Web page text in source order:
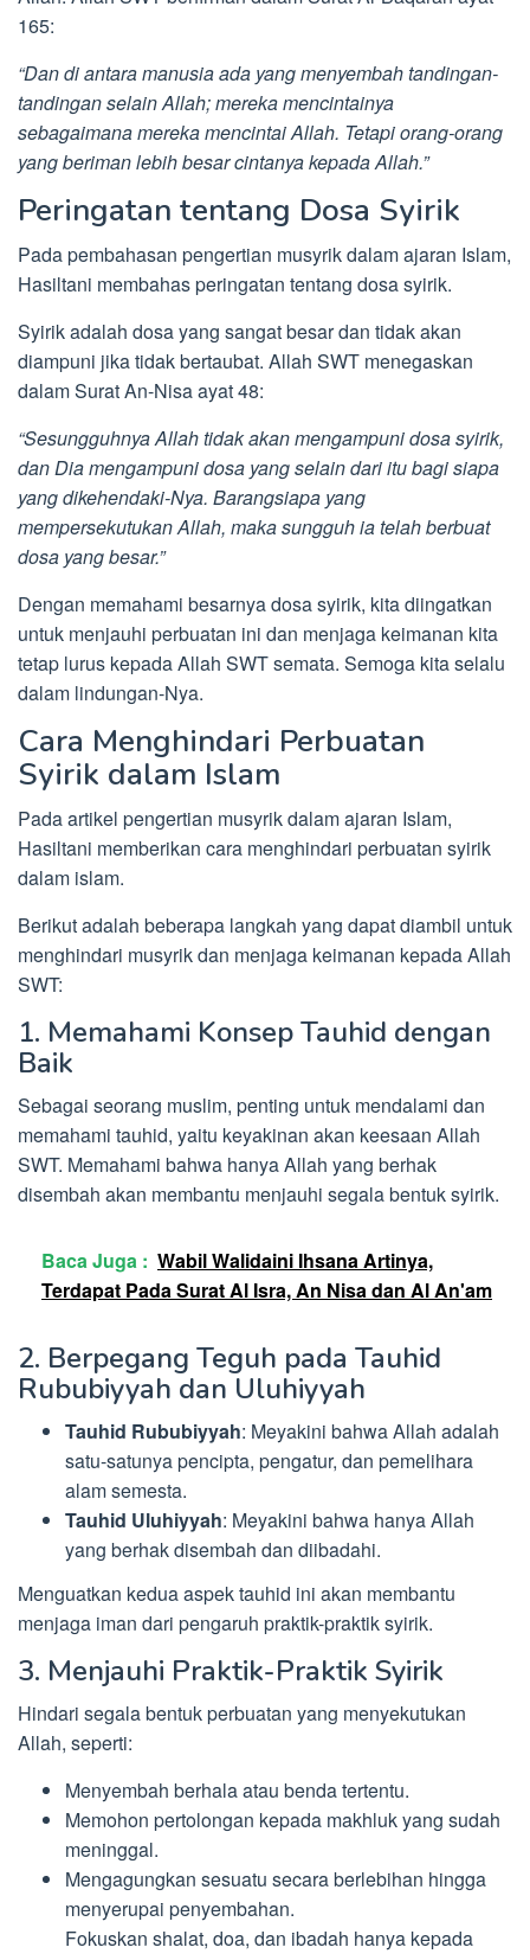
165:
“Dan di antara manusia ada yang menyembah tandingan-
tandingan selain Allah; mereka mencintainya
sebagaimana mereka mencintai Allah. Tetapi orang-orang
yang beriman lebih besar cintanya kepada Allah.”
Peringatan tentang Dosa Syirik
Pada pembahasan pengertian musyrik dalam ajaran Islam,
Hasiltani membahas peringatan tentang dosa syirik.
Syirik adalah dosa yang sangat besar dan tidak akan
diampuni jika tidak bertaubat. Allah SWT menegaskan
dalam Surat An-Nisa ayat 48:
“Sesungguhnya Allah tidak akan mengampuni dosa syirik,
dan Dia mengampuni dosa yang selain dari itu bagi siapa
yang dikehendaki-Nya. Barangsiapa yang
mempersekutukan Allah, maka sungguh ia telah berbuat
dosa yang besar.”
Dengan memahami besarnya dosa syirik, kita diingatkan
untuk menjauhi perbuatan ini dan menjaga keimanan kita
tetap lurus kepada Allah SWT semata. Semoga kita selalu
dalam lindungan-Nya.
Cara Menghindari Perbuatan
Syirik dalam Islam
Pada artikel pengertian musyrik dalam ajaran Islam,
Hasiltani memberikan cara menghindari perbuatan syirik
dalam islam.
Berikut adalah beberapa langkah yang dapat diambil untuk
menghindari musyrik dan menjaga keimanan kepada Allah
SWT:
1. Memahami Konsep Tauhid dengan
Baik
Sebagai seorang muslim, penting untuk mendalami dan
memahami tauhid, yaitu keyakinan akan keesaan Allah
SWT. Memahami bahwa hanya Allah yang berhak
disembah akan membantu menjauhi segala bentuk syirik.
Baca Juga : Wabil Walidaini Ihsana Artinya,
Terdapat Pada Surat Al Isra, An Nisa dan Al An'am
2. Berpegang Teguh pada Tauhid
Rububiyyah dan Uluhiyyah
Tauhid Rububiyyah: Meyakini bahwa Allah adalah
satu-satunya pencipta, pengatur, dan pemelihara
alam semesta.
Tauhid Uluhiyyah: Meyakini bahwa hanya Allah
yang berhak disembah dan diibadahi.
Menguatkan kedua aspek tauhid ini akan membantu
menjaga iman dari pengaruh praktik-praktik syirik.
3. Menjauhi Praktik-Praktik Syirik
Hindari segala bentuk perbuatan yang menyekutukan
Allah, seperti:
Menyembah berhala atau benda tertentu.
Memohon pertolongan kepada makhluk yang sudah
meninggal.
Mengagungkan sesuatu secara berlebihan hingga
menyerupai penyembahan.
Fokuskan shalat, doa, dan ibadah hanya kepada